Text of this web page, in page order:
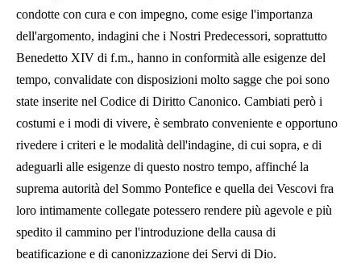
condotte con cura e con impegno, come esige l'importanza
dell'argomento, indagini che i Nostri Predecessori, soprattutto
Benedetto XIV di f.m., hanno in conformità alle esigenze del
tempo, convalidate con disposizioni molto sagge che poi sono
state inserite nel Codice di Diritto Canonico. Cambiati però i
costumi e i modi di vivere, è sembrato conveniente e opportuno
rivedere i criteri e le modalità dell'indagine, di cui sopra, e di
adeguarli alle esigenze di questo nostro tempo, affinché la
suprema autorità del Sommo Pontefice e quella dei Vescovi fra
loro intimamente collegate potessero rendere più agevole e più
spedito il cammino per l'introduzione della causa di
beatificazione e di canonizzazione dei Servi di Dio.